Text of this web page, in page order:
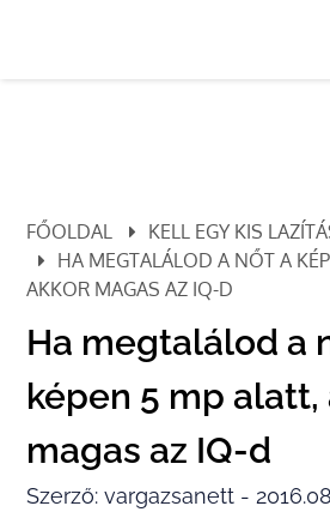
FŐOLDAL
KELL EGY KIS
HA MEGTALÁLOD A NŐT A
AKKOR MAGAS AZ IQ-D
Ha megtalálod a
képen 5 mp alatt,
magas az IQ-d
Szerző: vargazsanett -